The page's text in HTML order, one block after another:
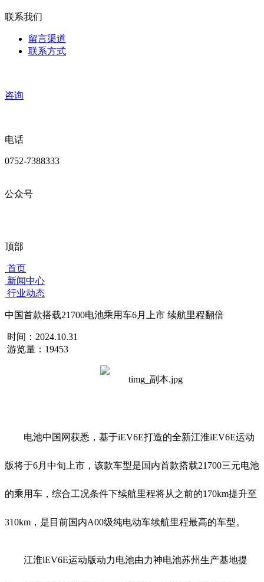
联系我们
留言渠道
联系方式
咨询
电话
0752-7388333
公众号
顶部
首页
新闻中心
行业动态
中国首款搭载21700电池乘用车6月上市 续航里程翻倍
时间：2024.10.31
游览量：19453
电池中国网获悉，基于iEV6E打造的全新江淮iEV6E运动
版将于6月中旬上市，该款车型是国内首款搭载21700三元电池
的乘用车，综合工况条件下续航里程将从之前的170km提升至
310km，是目前国内A00级纯电动车续航里程最高的车型。
江淮iEV6E运动版动力电池由力神电池苏州生产基地提